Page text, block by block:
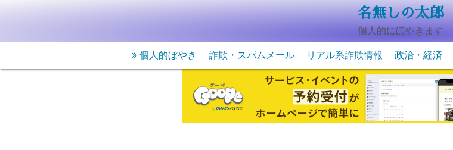
名無しの太郎
個人的にぼやきます
個人的ぼやき 詐欺・スパムメール リアル系詐欺情報 政治・経済